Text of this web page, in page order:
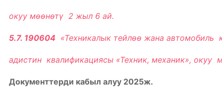
окуу мѳѳнѳтү 2 жыл 6 ай.
5.7. 190604 «Техникалык тейлѳѳ жана автомобиль
адистин квалификациясы «Техник, механик», окуу
Документтерди кабыл алуу 2025ж.